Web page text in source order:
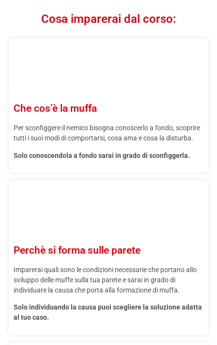
Cosa imparerai dal corso:
Che cos’è la muffa
Per sconfiggere il nemico bisogna conoscerlo a fondo, scoprire
tutti i suoi modi di comportarsi, cosa ama e cosa la disturba.
Solo conoscendola a fondo sarai in grado di sconfiggerla.
Perchè si forma sulle parete
Imparerai quali sono le condizioni necessarie che portano allo
sviluppo delle muffe sulla tua parete e sarai in grado di
individuare la causa che porta alla formazione di muffa.
Solo individuando la causa puoi scegliere la soluzione adatta
al tuo caso.